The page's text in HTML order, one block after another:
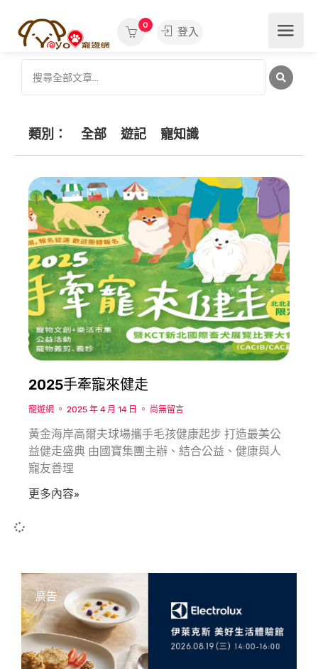
0
登入
類別： 全部 遊記 寵知識
2025手牽寵來健走
寵遊網 2025 年 4 月 14 日 尚無留言
黃金海岸高爾夫球場攜手毛孩健康起步 打造最美公
益健走盛典 由國寶集團主辦、結合公益、健康與人
寵友善理
更多內容»
廣告